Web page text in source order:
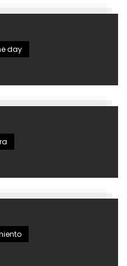
day